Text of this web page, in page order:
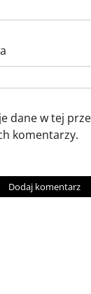
dane w tej
komentarzy.